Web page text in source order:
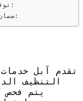
3. توفير الوقت والجهد:
4. ضمان النظافة والصحة:
تقدم آبل
التنظيف
يتم فحص